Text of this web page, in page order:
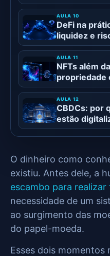
DeFi na
liquidez e
NFTs além
propriedade
CBDCs: por
estão
O dinheiro como
existiu. Antes dele, a
escambo para realizar
necessidade de um
ao surgimento das
do papel-moeda.
Esses dois momentos